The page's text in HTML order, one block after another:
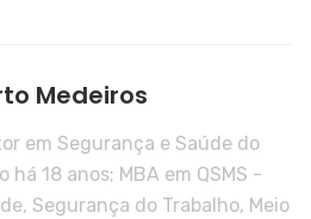
Medeiros
em Segurança e Saúde do
há 18 anos; MBA em QSMS -
Segurança do Trabalho, Meio